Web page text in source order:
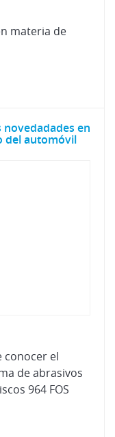
materia de
en
del automóvil
conocer el
de abrasivos
964 FOS